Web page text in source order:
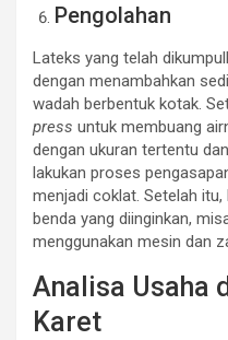
Pengolahan
Lateks yang telah
dengan menambahkan
wadah berbentuk kotak.
press untuk membuang
dengan ukuran tertentu
lakukan proses
menjadi coklat. Setelah
benda yang diinginkan,
menggunakan mesin dan
Analisa Usaha
Karet